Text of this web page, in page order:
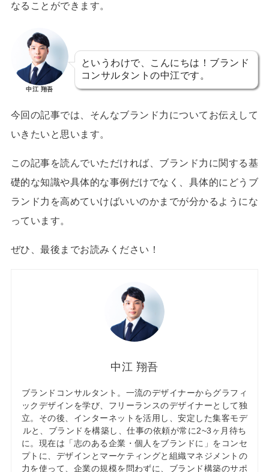
なることができます。
中江 翔吾
というわけで、こんにちは！ブランド
コンサルタントの中江です。
今回の記事では、そんなブランド力についてお伝えして
いきたいと思います。
この記事を読んでいただければ、ブランド力に関する基
礎的な知識や具体的な事例だけでなく、具体的にどうブ
ランド力を高めていけばいいのかまでが分かるようにな
っています。
ぜひ、最後までお読みください！
中江 翔吾
ブランドコンサルタント。一流のデザイナーからグラフィ
ックデザインを学び、フリーランスのデザイナーとして独
立。その後、インターネットを活用し、安定した集客モデ
ルと、ブランドを構築し、仕事の依頼が常に2~3ヶ月待ち
に。現在は「志のある企業・個人をブランドに」をコンセ
プトに、デザインとマーケティングと組織マネジメントの
力を使って、企業の規模を問わずに、ブランド構築のサポ